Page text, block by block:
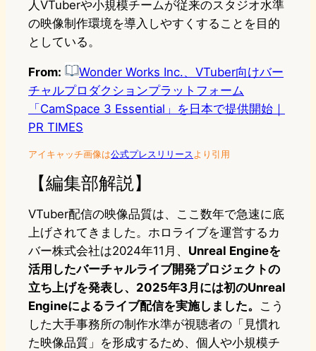
人VTuberや小規模チームが従来のスタジオ水準
の映像制作環境を導入しやすくすることを目的
としている。
From:
Wonder Works Inc.、VTuber向けバー
チャルプロダクションプラットフォーム
「CamSpace 3 Essential」を日本で提供開始｜
PR TIMES
アイキャッチ画像は公式プレスリリースより引用
【編集部解説】
VTuber配信の映像品質は、ここ数年で急速に底
上げされてきました。ホロライブを運営するカ
バー株式会社は2024年11月、 Unreal Engineを
活用したバーチャルライブ開発プロジェクトの
立ち上げを発表し、2025年3月には初のUnreal
Engineによるライブ配信を実施しました。 こう
した大手事務所の制作水準が視聴者の「見慣れ
た映像品質」を形成するため、個人や小規模チ